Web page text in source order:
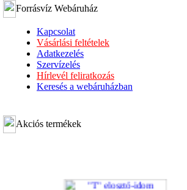
Forrásvíz Webáruház
Kapcsolat
Vásárlási feltételek
Adatkezelés
Szervízelés
Hírlevél feliratkozás
Keresés a webáruházban
Akciós termékek